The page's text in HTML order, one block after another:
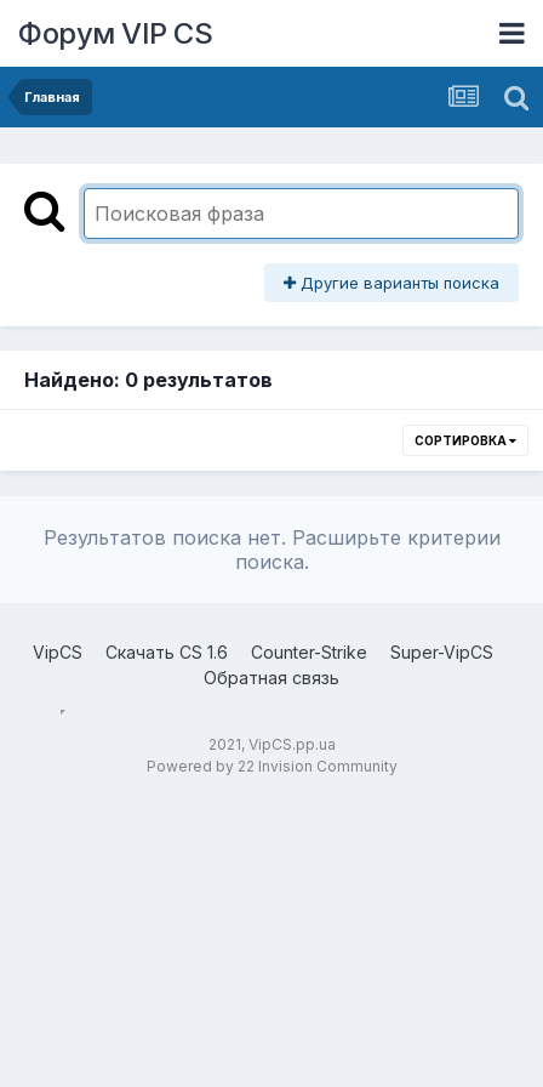
Форум VIP CS
Главная
Другие варианты поиска
Найдено: 0 результатов
СОРТИРОВКА
Результатов поиска нет. Расширьте критерии
поиска.
VipCS Скачать CS 1.6 Counter-Strike
Super-VipCS
Обратная связь
2021, VipCS.pp.ua
Powered by 22 Invision Community